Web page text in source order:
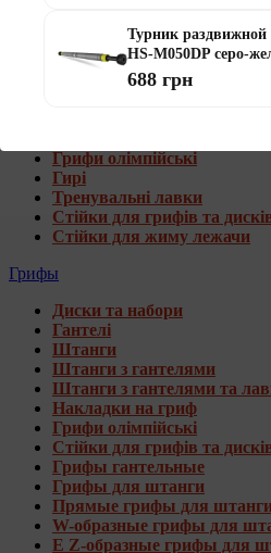
Диски та набори
Грифи олімпійські
Гирі
Тренувальні лавки
Стійки для грифів та
Стійки для жиму лежачи
Грифы
Диски та набори
Гантелі
Штанги
Штанги з гантелями
Штанги з гантелями та
Накладки на гриф
Грифи олімпійські
Стійки для грифів та
Грифы гантельные
Грифы для штанги
Прямые грифы для
W-образные грифы для
E Z-образные грифы для
Турник
HS-M050DP серо-
688 грн